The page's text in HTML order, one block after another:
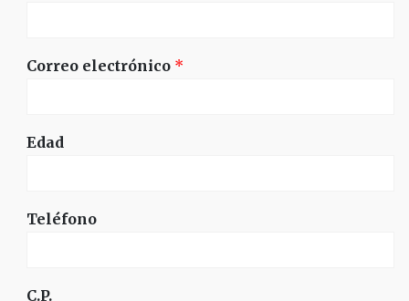
Correo electrónico *
Edad
Teléfono
C.P.